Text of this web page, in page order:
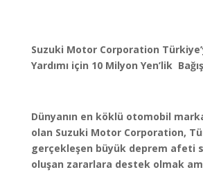
Suzuki Motor Corporation
Yardımı için 10 Milyon Yen’lik
Dünyanın en köklü otomobil
olan Suzuki Motor Corporation,
gerçekleşen büyük deprem afeti
oluşan zararlara destek olmak